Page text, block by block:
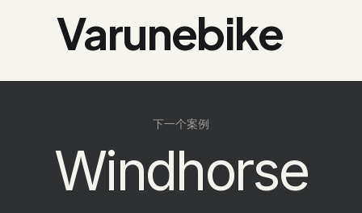
Varunebike
下一个案例
Windhorse